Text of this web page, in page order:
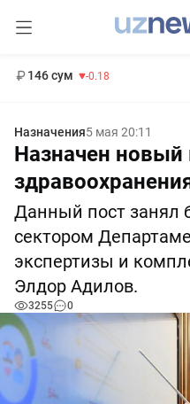
146 сум -0.18
Назначения5 мая 20:11
Назначен новый
Данный пост
сектором
экспертизы и
Элдор Адилов.
3255 0